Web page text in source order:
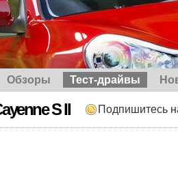
Обзоры Тест-драйвы
S II Подпишитесь